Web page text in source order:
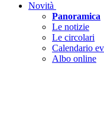
Novità
Panoramica
Le notizie
Le circolari
Calendario
Albo online